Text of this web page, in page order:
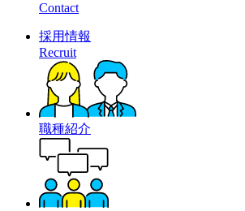
Contact
採用情報
Recruit
職種紹介